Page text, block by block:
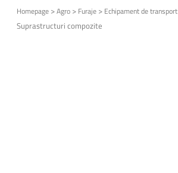
Homepage >Agro > Furaje > Echipament de transport
Suprastructuri compozite